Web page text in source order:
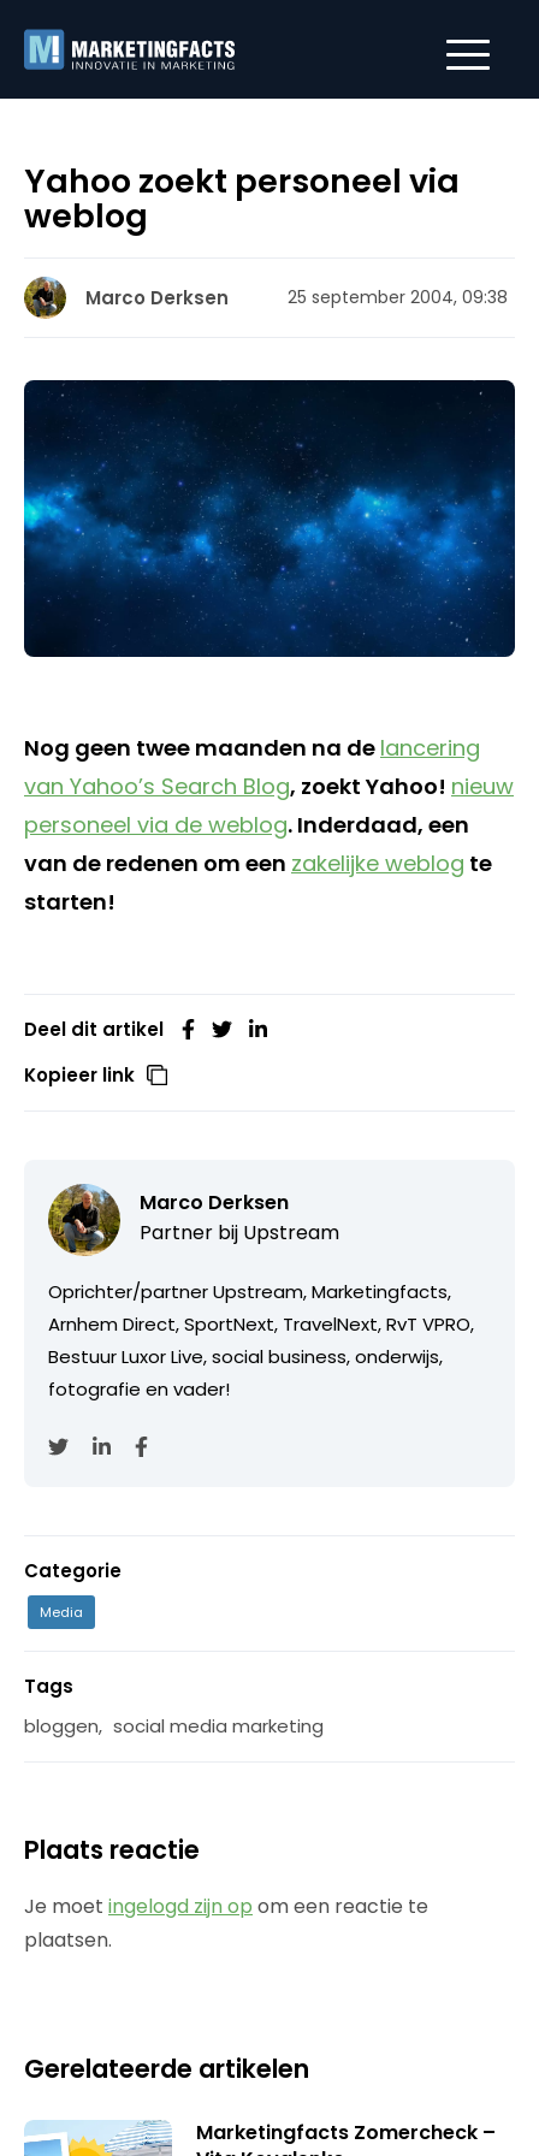
Yahoo zoekt personeel via
weblog
Marco Derksen 25 september 2004, 09:38
Nog geen twee maanden na de lancering
van Yahoo’s Search Blog, zoekt Yahoo! nieuw
personeel via de weblog. Inderdaad, een
van de redenen om een zakelijke weblog te
starten!
Deel dit artikel
Kopieer link
Marco Derksen
Partner bij Upstream
Oprichter/partner Upstream, Marketingfacts,
Arnhem Direct, SportNext, TravelNext, RvT VPRO,
Bestuur Luxor Live, social business, onderwijs,
fotografie en vader!
Categorie
Media
Tags
bloggen, social media marketing
Plaats reactie
Je moet ingelogd zijn op om een reactie te
plaatsen.
Gerelateerde artikelen
Marketingfacts Zomercheck –